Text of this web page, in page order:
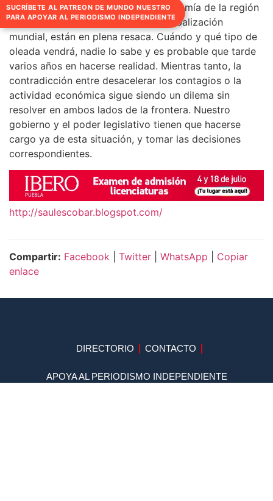
andar y a dónde se dirigirá. La economía de la región
(México, EU y Canadá), como la globalización
mundial, están en plena resaca. Cuándo y qué tipo de
oleada vendrá, nadie lo sabe y es probable que tarde
varios años en hacerse realidad. Mientras tanto, la
contradicción entre desacelerar los contagios o la
actividad económica sigue siendo un dilema sin
resolver en ambos lados de la frontera. Nuestro
gobierno y el poder legislativo tienen que hacerse
cargo ya de esta situación, y tomar las decisiones
correspondientes.
http://saulescobar.blogspot.com/
Compartir: Facebook Twitter WhatsApp
Copiar
enlace
DIRECTORIO CONTACTO
APOYA AL PERIODISMO INDEPENDIENTE
SUCRÍBETE AL PATREON DE MUNDO NUESTRO
PARA APOYAR AL PERIODISMO INDEPENDIENTE